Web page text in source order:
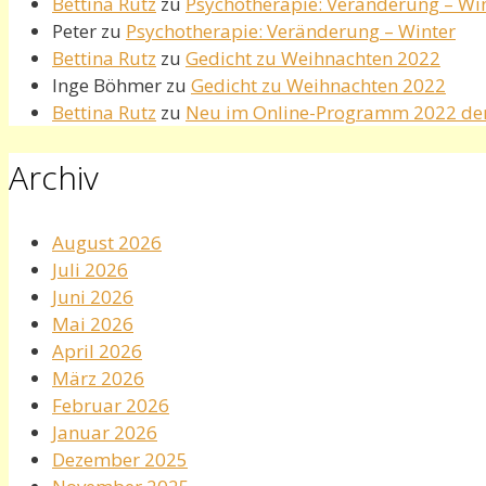
Peter zu Psychotherapie: Veränderung – Winter
Bettina Rutz zu Gedicht zu Weihnachten 2022
Inge Böhmer zu Gedicht zu Weihnachten 2022
Bettina Rutz zu Neu im Online-Programm 2022
Archiv
August 2026
Juli 2026
Juni 2026
Mai 2026
April 2026
März 2026
Februar 2026
Januar 2026
Dezember 2025